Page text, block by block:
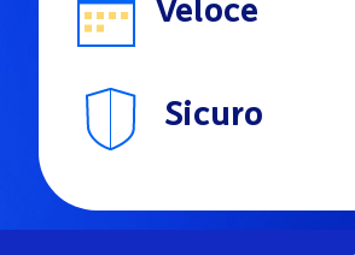
Veloce
Sicuro